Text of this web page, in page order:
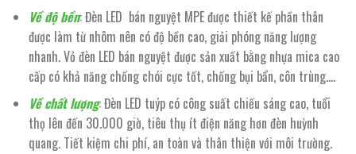
Về độ bền: Đèn LED bán nguyệt MPE được thiết kế phần thân
được làm từ nhôm nên có độ bền cao, giải phóng năng lượng
nhanh. Vỏ đèn LED bán nguyệt được sản xuất bằng nhựa mica cao
cấp có khả năng chống chói cực tốt, chống bụi bẩn, côn trùng….
Về chất lượng: Đèn LED tuýp có công suất chiếu sáng cao, tuổi
thọ lên đến 30.000 giờ, tiêu thụ ít điện năng hơn đèn huỳnh
quang. Tiết kiệm chi phí, an toàn và thân thiện với môi trường.